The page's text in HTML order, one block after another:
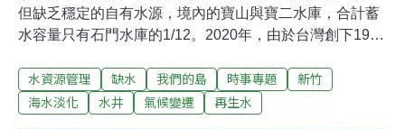
但缺乏穩定的自有水源，境內的寶山與寶二水庫，合計蓄
水容量只有石門水庫的1/12。2020年，由於台灣創下1964
旱象當前，首當其衝的便是農民。政府在2020年10月中宣
布，桃竹苗地區共1.9萬公頃的農田停灌，來不及成熟的稻
水資源管理 缺水 我們的島 時事專題
新竹
海水淡化
水井 氣候變遷 再生水